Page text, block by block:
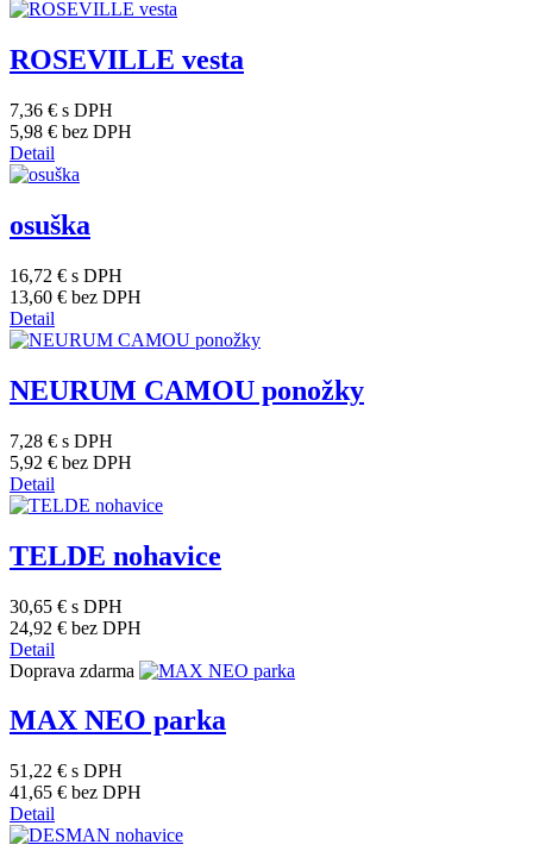
ROSEVILLE vesta
7,36 € s DPH
5,98 € bez DPH
Detail
osuška
16,72 € s DPH
13,60 € bez DPH
Detail
NEURUM CAMOU ponožky
7,28 € s DPH
5,92 € bez DPH
Detail
TELDE nohavice
30,65 € s DPH
24,92 € bez DPH
Detail
Doprava zdarma
MAX NEO parka
51,22 € s DPH
41,65 € bez DPH
Detail